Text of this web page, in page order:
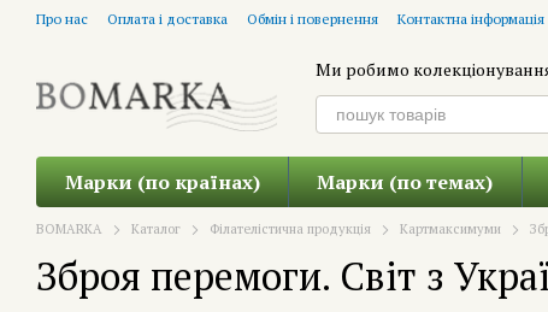
Перейти до основного контенту
Про нас Оплата і доставка Обмін і повернення Контактна інформація
Ми робимо
Марки (по країнах) Марки (по темах)
BOMARKA Каталог Філателістична продукція Картмаксимуми
Зброя перемоги. Світ з